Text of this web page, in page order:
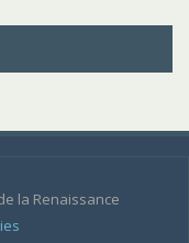
la Renaissance